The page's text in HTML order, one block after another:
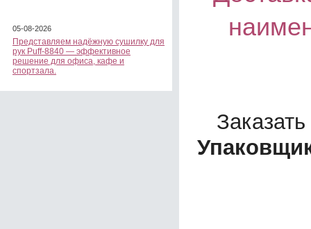
05-08-2026
Представляем надёжную сушилку для
рук Puff-8840 — эффективное
решение для офиса, кафе и
спортзала.